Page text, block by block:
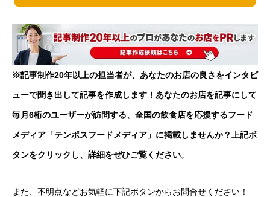
※記事制作20年以上の担当者が、あなたのお店の良さをインタビ
ューで聞き出して記事を作成します！あなたのお店を記事にして
毎月6桁のユーザーが訪問する、全国の飲食店を応援するフード
メディア「テンポスフードメディア」に掲載しませんか？上記ボ
タンをクリックし、詳細をぜひご覧ください。
また、不明点などお気軽に下記ボタンからお問合せください！